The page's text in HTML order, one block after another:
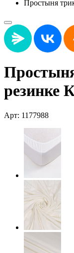
Простыня
резинке
Арт: 1177988